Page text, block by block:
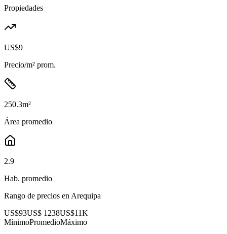
Propiedades
US$9
Precio/m² prom.
250.3m²
Área promedio
2.9
Hab. promedio
Rango de precios en Arequipa
US$93US$ 1238US$11K
MínimoPromedioMáximo